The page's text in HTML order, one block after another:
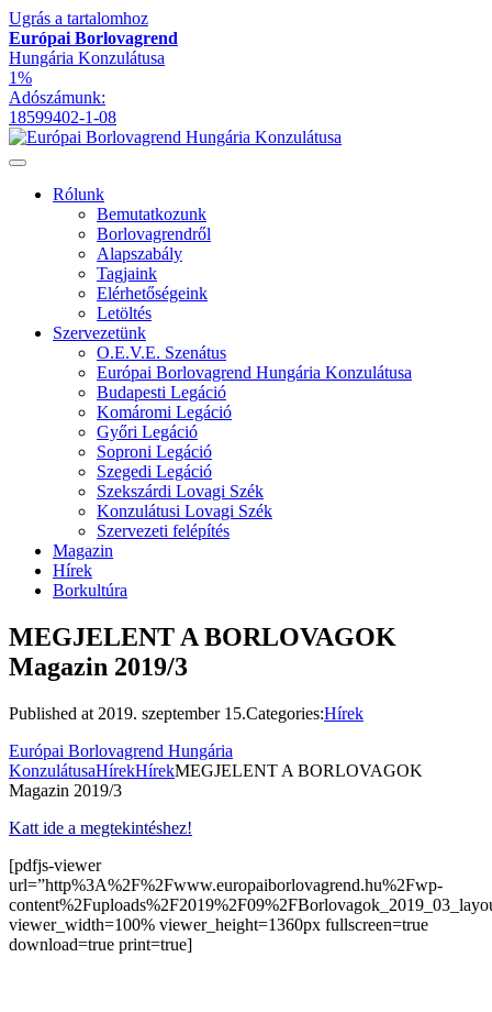
Ugrás a tartalomhoz
Európai Borlovagrend
Hungária Konzulátusa
1%
Adószámunk:
18599402-1-08
Rólunk
Bemutatkozunk
Borlovagrendről
Alapszabály
Tagjaink
Elérhetőségeink
Letöltés
Szervezetünk
O.E.V.E. Szenátus
Európai Borlovagrend Hungária Konzulátusa
Budapesti Legáció
Komáromi Legáció
Győri Legáció
Soproni Legáció
Szegedi Legáció
Szekszárdi Lovagi Szék
Konzulátusi Lovagi Szék
Szervezeti felépítés
Magazin
Hírek
Borkultúra
MEGJELENT A BORLOVAGOK
Magazin 2019/3
Published at 2019. szeptember 15.Categories:Hírek
Európai Borlovagrend Hungária
KonzulátusaHírekHírekMEGJELENT A BORLOVAGOK
Magazin 2019/3
Katt ide a megtekintéshez!
[pdfjs-viewer
url=”http%3A%2F%2Fwww.europaiborlovagrend.hu%2Fwp-
viewer_width=100% viewer_height=1360px fullscreen=true
download=true print=true]